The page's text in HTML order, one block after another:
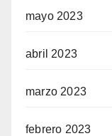
mayo 2023
abril 2023
marzo 2023
febrero 2023